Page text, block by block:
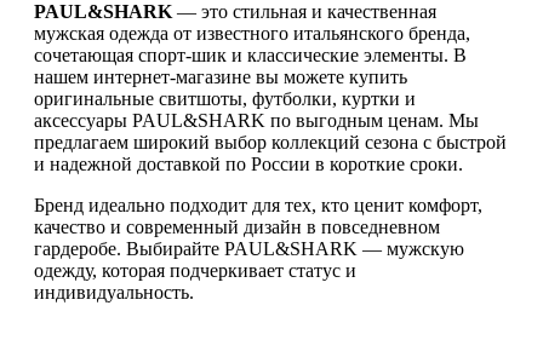
PAUL&SHARK — это стильная и качественная
мужская одежда от известного итальянского бренда,
сочетающая спорт-шик и классические элементы. В
нашем интернет-магазине вы можете купить
оригинальные свитшоты, футболки, куртки и
аксессуары PAUL&SHARK по выгодным ценам. Мы
предлагаем широкий выбор коллекций сезона с быстрой
и надежной доставкой по России в короткие сроки.
Бренд идеально подходит для тех, кто ценит комфорт,
качество и современный дизайн в повседневном
гардеробе. Выбирайте PAUL&SHARK — мужскую
одежду, которая подчеркивает статус и
индивидуальность.